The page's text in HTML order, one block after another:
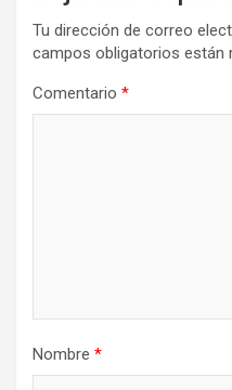
Tu dirección de correo
campos obligatorios están
Comentario *
Nombre *